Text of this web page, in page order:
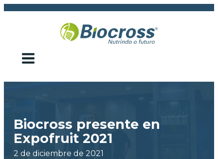
Biocross presente en
Expofruit 2021
2 de diciembre de 2021